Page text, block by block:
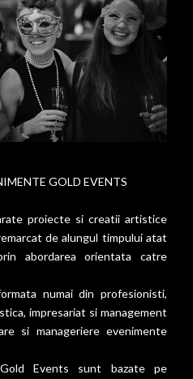
GOLD EVENTS
proiecte si creatii artistice
de alungul timpului atat
abordarea orientata catre
numai din profesionisti,
impresariat si management
si manageriere evenimente
Events sunt bazate pe